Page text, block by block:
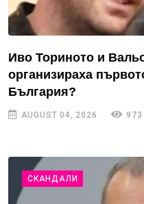
Иво Ториното и
организираха
България?
AUGUST 04, 2026 973
СКАНДАЛИ